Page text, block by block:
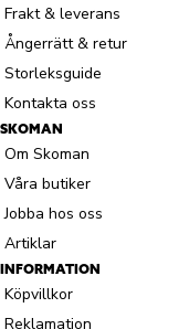
Frakt & leverans
Ångerrätt & retur
Storleksguide
Kontakta oss
SKOMAN
Om Skoman
Våra butiker
Jobba hos oss
Artiklar
INFORMATION
Köpvillkor
Reklamation